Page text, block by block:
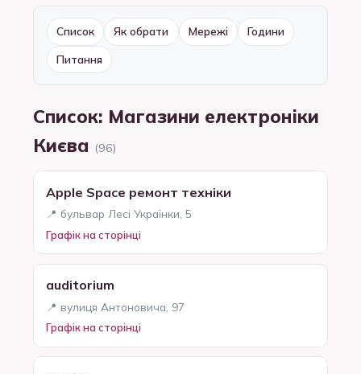
Список Як обрати Мережі Години
Питання
Список: Магазини електроніки
Києва (96)
Apple Space ремонт техніки
📍 бульвар Лесі Українки, 5
Графік на сторінці
auditorium
📍 вулиця Антоновича, 97
Графік на сторінці